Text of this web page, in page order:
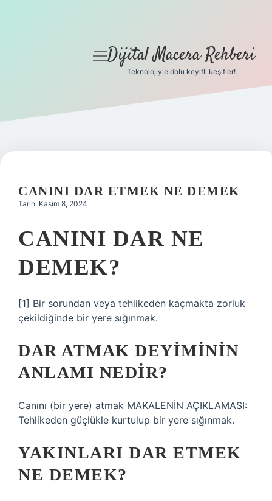
Gizlilik Politikası
Yasal Uyarı
menüyü
Dijital Macera Rehberi
Teknolojiyle dolu keyifli keşifler!
CANINI DAR ETMEK NE DEMEK
Tarih: Kasım 8, 2024
CANINI DAR NE
DEMEK?
[1] Bir sorundan veya tehlikeden kaçmakta zorluk
çekildiğinde bir yere sığınmak.
DAR ATMAK DEYIMININ
ANLAMI NEDIR?
Canını (bir yere) atmak MAKALENİN AÇIKLAMASI:
Tehlikeden güçlükle kurtulup bir yere sığınmak.
YAKINLARI DAR ETMEK
NE DEMEK?